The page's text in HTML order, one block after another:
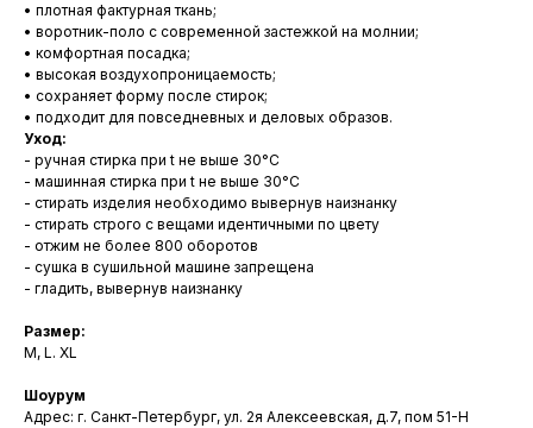
• плотная фактурная ткань;
• воротник-поло с современной застежкой на молнии;
• комфортная посадка;
• высокая воздухопроницаемость;
• сохраняет форму после стирок;
• подходит для повседневных и деловых образов.
Уход:
- ручная стирка при t не выше 30°С
- машинная стирка при t не выше 30°С
- стирать изделия необходимо вывернув наизнанку
- стирать строго с вещами идентичными по цвету
- отжим не более 800 оборотов
- сушка в сушильной машине запрещена
- гладить, вывернув наизнанку
Размер:
M, L. XL
Шоурум
Адрес: г. Санкт-Петербург, ул. 2я Алексеевская, д.7, пом 51-Н